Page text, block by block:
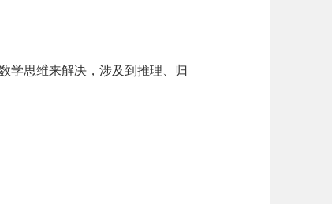
学思维来解决，涉及到推理、归